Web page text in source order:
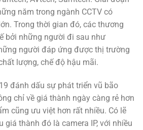
năm trong ngành CCTV có
Trong thời gian đó, các thương
bởi những người đi sau như
người đáp ứng được thị trường
lượng, chế độ hậu mãi.
đánh dấu sự phát triển vũ bão
chỉ về giá thành ngày càng rẻ hơn
cũng ưu việt hơn rất nhiều. Có lẽ
giá thành đó là camera IP, với nhiều